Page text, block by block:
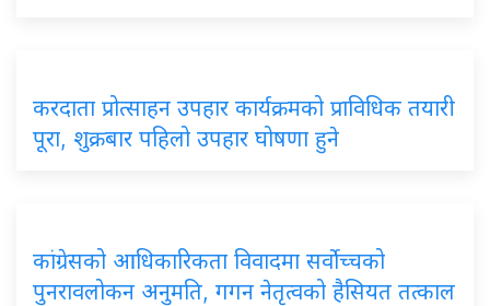
करदाता प्रोत्साहन उपहार कार्यक्रमको प्राविधिक तयारी
पूरा, शुक्रबार पहिलो उपहार घोषणा हुने
कांग्रेसको आधिकारिकता विवादमा सर्वोच्चको
पुनरावलोकन अनुमति, गगन नेतृत्वको हैसियत तत्काल